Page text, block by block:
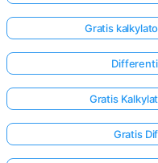
Gratis
Gratis
Gratis